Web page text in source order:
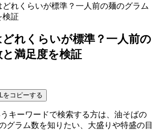
れくらいが標準？一人前の麺のグラム
検証
れくらいが標準？一人前の
満足度を検証
をコピーする
うキーワードで検索する方は、油そばの
グラム数を知りたい、大盛りや特盛の目